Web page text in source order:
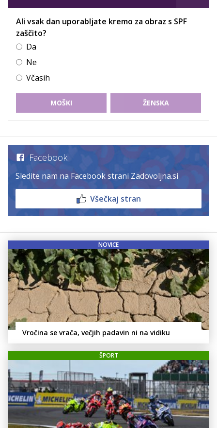
Ali vsak dan uporabljate kremo za obraz s SPF
zaščito?
Da
Ne
Včasih
MOŠKI ŽENSKA
Facebook
Sledite nam na Facebook strani Zadovoljna.si
Všečkaj stran
NOVICE
Vročina se vrača, večjih padavin ni na vidiku
ŠPORT